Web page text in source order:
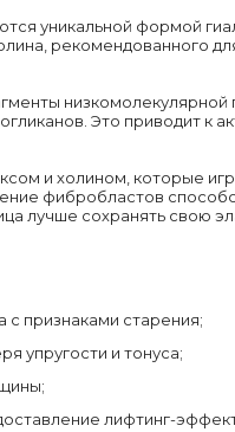
уникальной формой
рекомендованного
Это приводит к
и холином, которые
фибробластов
сохранять свою
с признаками старения;
упругости и тонуса;
лифтинг-